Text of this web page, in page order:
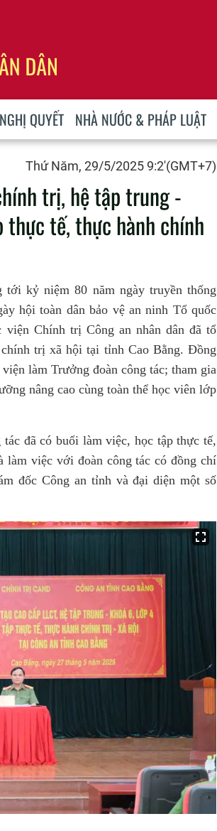
QUYẾT NHÀ NƯỚC & PHÁP LUẬT
Thứ Năm, 29/5/2025 9:2'(GMT+7)
trị, hệ tập trung -
thực tế, thực hành chính
kỷ niệm 80 năm ngày truyền thống
hội toàn dân bảo vệ an ninh Tổ quốc
viện Chính trị Công an nhân dân đã tổ
trị xã hội tại tỉnh Cao Bằng. Đồng
làm Trưởng đoàn công tác; tham gia
nâng cao cùng toàn thể học viên lớp
đã có buổi làm việc, học tập thực tế,
việc với đoàn công tác có đồng chí
đốc Công an tỉnh và đại diện một số